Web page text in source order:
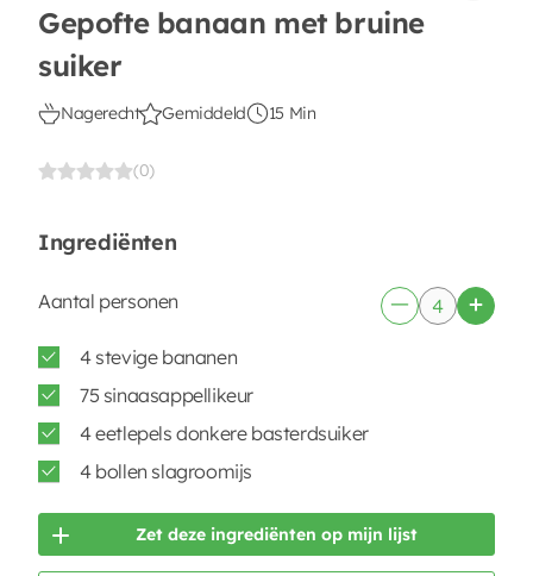
Gepofte banaan met bruine
suiker
Nagerecht Gemiddeld 15 Min
(0)
Ingrediënten
Aantal personen
4 stevige bananen
75 sinaasappellikeur
4 eetlepels donkere basterdsuiker
4 bollen slagroomijs
Zet deze ingrediënten op mijn lijst